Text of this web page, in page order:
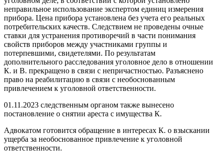
неправильное использование экспертом единиц измерения
прибора. Цена прибора установлена без учета его реальных
потребительских качеств. Следствием не проведены очные
ставки для устранения противоречий в части понимания
свойств приборов между участниками группы и
потерпевшими, свидетелями. По результатам
дополнительного расследования уголовное дело в отношении
К. и В. прекращено в связи с непричастностью. Разъяснено
право на реабилитацию в связи с необоснованным
привлечением к уголовной ответственности.
01.11.2023 следственным органом также вынесено
постановление о снятии ареста с имущества К.
Адвокатом готовится обращение в интересах К. о взыскании
ущерба за необоснованное привлечение к уголовной
ответственности.